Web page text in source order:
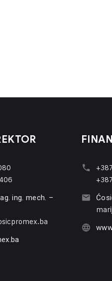
ing. mech. –